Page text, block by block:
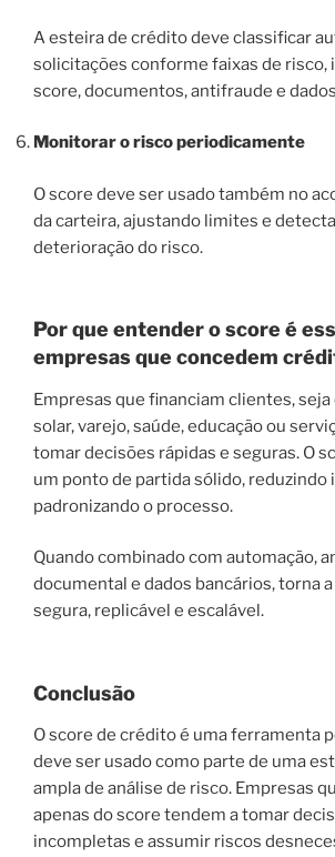
A esteira de crédito deve classificar
solicitações conforme faixas de risco,
score, documentos, antifraude e
Monitorar o risco periodicamente
O score deve ser usado também no
da carteira, ajustando limites e
deterioração do risco.
Por que entender o score é
empresas que concedem
Empresas que financiam clientes,
solar, varejo, saúde, educação ou
tomar decisões rápidas e seguras. O
um ponto de partida sólido, reduzindo
padronizando o processo.
Quando combinado com automação,
documental e dados bancários, torna
segura, replicável e escalável.
Conclusão
O score de crédito é uma ferramenta
deve ser usado como parte de uma
ampla de análise de risco. Empresas
apenas do score tendem a tomar
incompletas e assumir riscos